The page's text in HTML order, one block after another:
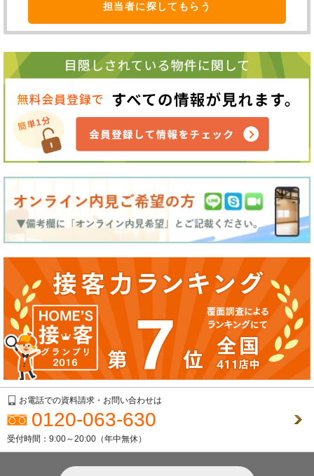
担当者に探してもらう
お電話での資料請求・お問い合わせは
0120-063-630
受付時間：9:00～20:00（年中無休）